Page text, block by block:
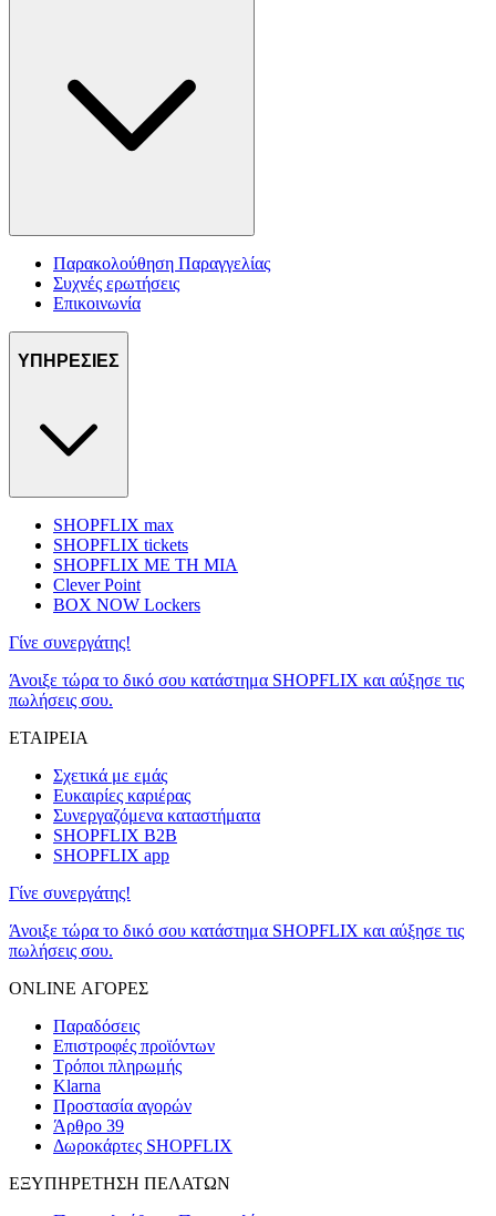
Παρακολούθηση Παραγγελίας
Συχνές ερωτήσεις
Επικοινωνία
ΥΠΗΡΕΣΙΕΣ
SHOPFLIX max
SHOPFLIX tickets
SHOPFLIX ΜΕ ΤΗ ΜΙΑ
Clever Point
BOX NOW Lockers
Γίνε συνεργάτης!
Άνοιξε τώρα το δικό σου κατάστημα SHOPFLIX και αύξησε τις
πωλήσεις σου.
ΕΤΑΙΡΕΙΑ
Σχετικά με εμάς
Ευκαιρίες καριέρας
Συνεργαζόμενα καταστήματα
SHOPFLIX B2B
SHOPFLIX app
Γίνε συνεργάτης!
Άνοιξε τώρα το δικό σου κατάστημα SHOPFLIX και αύξησε τις
πωλήσεις σου.
ONLINE ΑΓΟΡΕΣ
Παραδόσεις
Επιστροφές προϊόντων
Τρόποι πληρωμής
Klarna
Προστασία αγορών
Άρθρο 39
Δωροκάρτες SHOPFLIX
ΕΞΥΠΗΡΕΤΗΣΗ ΠΕΛΑΤΩΝ